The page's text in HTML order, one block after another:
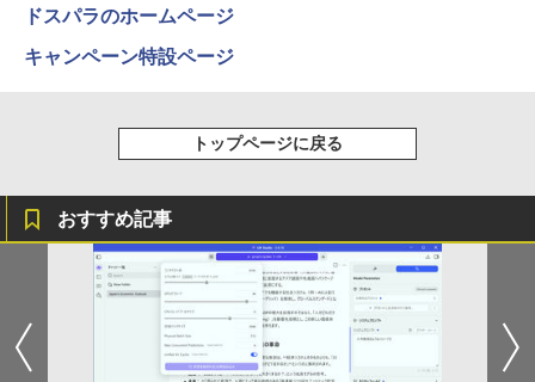
￥250
￥250
On My Road (Stadium ver.)
￥250
￥1,117
by Amazon 炭酸水 ラベルレス 500ml ×24本
強炭酸水 ペットボトル 500ミリリットル (Sm
art Basic)
￥1,625
￥832
￥594
HUNTER×HUNTER モノクロ版 39 (ジャンプ
コミックスDIGITAL)
￥572
ドスパラのホームページ
キャンペーン特設ページ
トップページに戻る
おすすめ記事